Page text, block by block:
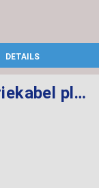
DETAILS
Batteriekabel plus SBK 2.2